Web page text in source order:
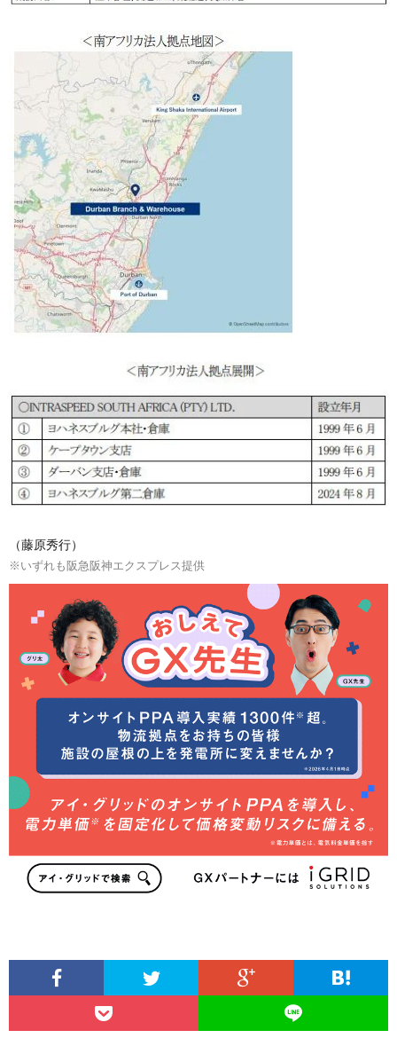
（藤原秀行）
※いずれも阪急阪神エクスプレス提供